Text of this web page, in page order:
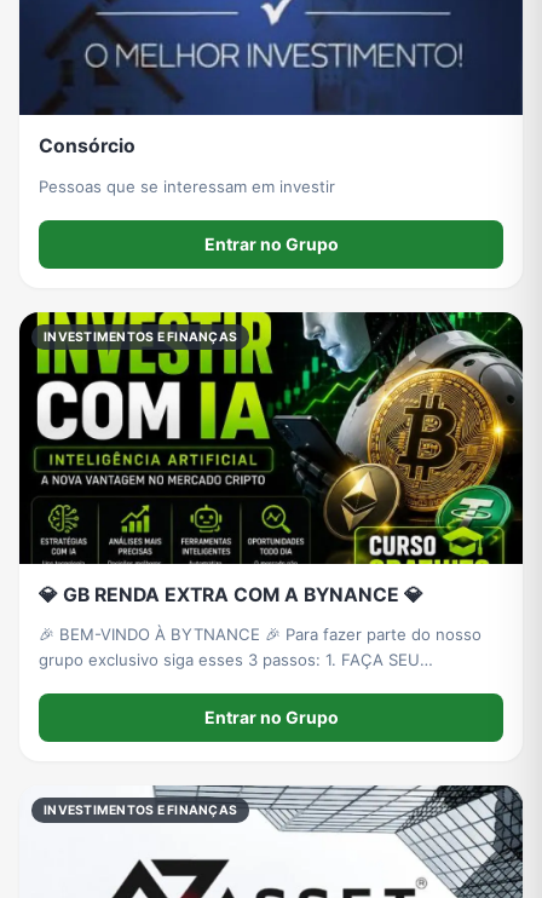
Consórcio
Pessoas que se interessam em investir
Entrar no Grupo
INVESTIMENTOS E FINANÇAS
💎 GB RENDA EXTRA COM A BYNANCE 💎
🎉 BEM-VINDO À BYTNANCE 🎉 Para fazer parte do nosso
grupo exclusivo siga esses 3 passos: 1. FAÇA SEU
https://app.bytnance.com/u/edlomax
Entrar no Grupo
INVESTIMENTOS E FINANÇAS